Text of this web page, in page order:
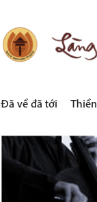
Đã về đã tới